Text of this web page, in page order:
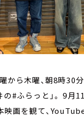
から木曜、朝8時30
#ふらっと」。 9月
画を観て、